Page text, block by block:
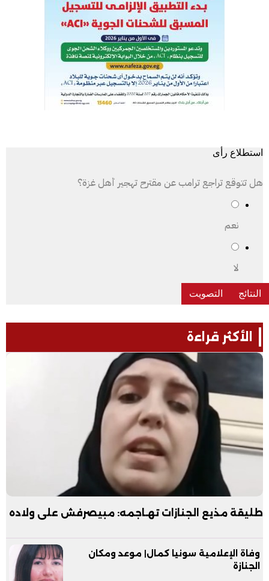
استطلاع رأى
هل تتوقع تراجع ترامب عن مقترح تهجير أهل غزة؟
نعم
لا
الأكثر قراءة
طليقة مذيع الجنازات تهـاجمه: مبيصرفش على ولاده
وفاة الإعلامية سونيا كمال| موعد ومكان
الجنازة